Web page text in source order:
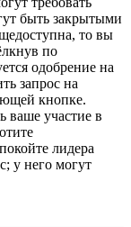
быть закрытыми
то вы
по
одобрение на
запрос на
кнопке.
ваше участие в
лидера
у него могут